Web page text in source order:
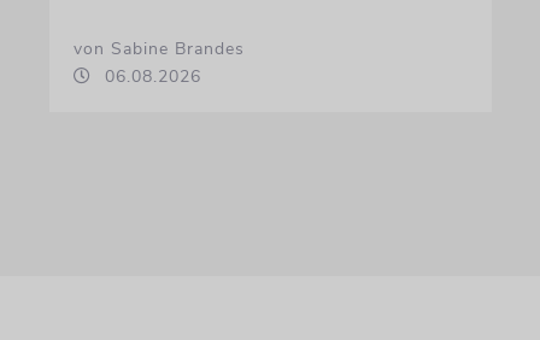
von Sabine Brandes
06.08.2026